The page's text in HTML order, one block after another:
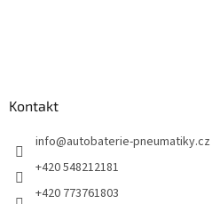
Kontakt
info@autobaterie-pneumatiky.cz
+420 548212181
+420 773761803